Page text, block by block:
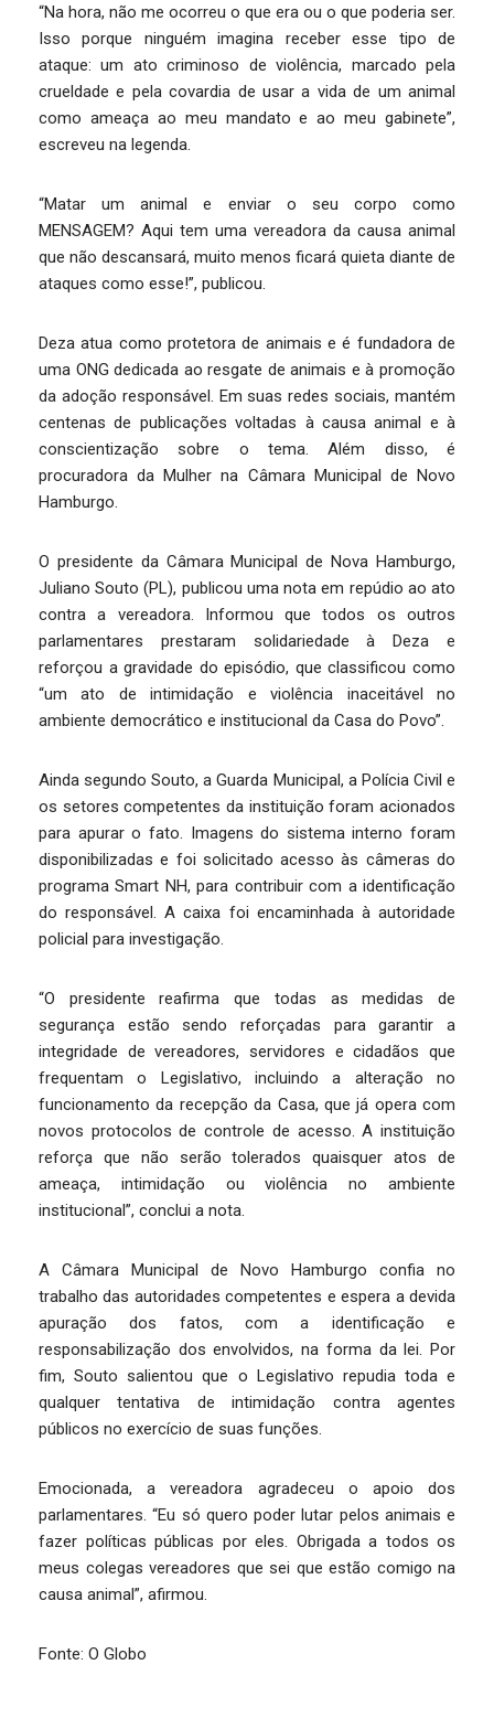
“Na hora, não me ocorreu o que era ou o que poderia ser.
Isso porque ninguém imagina receber esse tipo de
ataque: um ato criminoso de violência, marcado pela
crueldade e pela covardia de usar a vida de um animal
como ameaça ao meu mandato e ao meu gabinete”,
escreveu na legenda.
“Matar um animal e enviar o seu corpo como
MENSAGEM? Aqui tem uma vereadora da causa animal
que não descansará, muito menos ficará quieta diante de
ataques como esse!”, publicou.
Deza atua como protetora de animais e é fundadora de
uma ONG dedicada ao resgate de animais e à promoção
da adoção responsável. Em suas redes sociais, mantém
centenas de publicações voltadas à causa animal e à
conscientização sobre o tema. Além disso, é
procuradora da Mulher na Câmara Municipal de Novo
Hamburgo.
O presidente da Câmara Municipal de Nova Hamburgo,
Juliano Souto (PL), publicou uma nota em repúdio ao ato
contra a vereadora. Informou que todos os outros
parlamentares prestaram solidariedade à Deza e
reforçou a gravidade do episódio, que classificou como
“um ato de intimidação e violência inaceitável no
ambiente democrático e institucional da Casa do Povo”.
Ainda segundo Souto, a Guarda Municipal, a Polícia Civil e
os setores competentes da instituição foram acionados
para apurar o fato. Imagens do sistema interno foram
disponibilizadas e foi solicitado acesso às câmeras do
programa Smart NH, para contribuir com a identificação
do responsável. A caixa foi encaminhada à autoridade
policial para investigação.
“O presidente reafirma que todas as medidas de
segurança estão sendo reforçadas para garantir a
integridade de vereadores, servidores e cidadãos que
frequentam o Legislativo, incluindo a alteração no
funcionamento da recepção da Casa, que já opera com
novos protocolos de controle de acesso. A instituição
reforça que não serão tolerados quaisquer atos de
ameaça, intimidação ou violência no ambiente
institucional”, conclui a nota.
A Câmara Municipal de Novo Hamburgo confia no
trabalho das autoridades competentes e espera a devida
apuração dos fatos, com a identificação e
responsabilização dos envolvidos, na forma da lei. Por
fim, Souto salientou que o Legislativo repudia toda e
qualquer tentativa de intimidação contra agentes
públicos no exercício de suas funções.
Emocionada, a vereadora agradeceu o apoio dos
parlamentares. “Eu só quero poder lutar pelos animais e
fazer políticas públicas por eles. Obrigada a todos os
meus colegas vereadores que sei que estão comigo na
causa animal”, afirmou.
Fonte: O Globo